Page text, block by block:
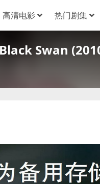
高清电影 热门剧集
Swan